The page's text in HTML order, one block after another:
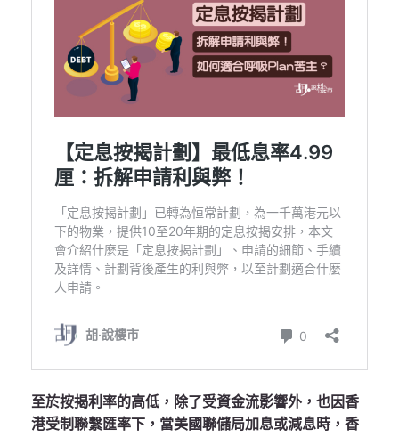
至於按揭利率的高低，除了受資金流影響外，也因香
港受制聯繫匯率下，當美國聯儲局加息或減息時，香